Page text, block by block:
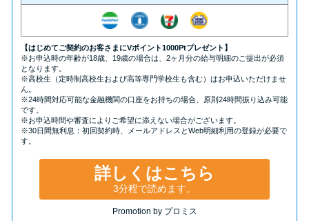
【はじめてご契約のお客さまにVポイント1000Ptプレゼント】
※お申込時の年齢が18歳、19歳の場合は、2ヶ月分の給与明細のご提出が必須
となります。
※高校生（定時制高校生および高等専門学校生も含む）はお申込いただけませ
ん。
※24時間対応可能な金融機関の口座をお持ちの場合、原則24時間振り込み可能
です。
※お申込時間や審査によりご希望に添えない場合がございます。
※30日間無利息：初回契約時、メールアドレスとWeb明細利用の登録が必要で
す。
詳しくはこちら
3分程で読めます。
Promotion by プロミス